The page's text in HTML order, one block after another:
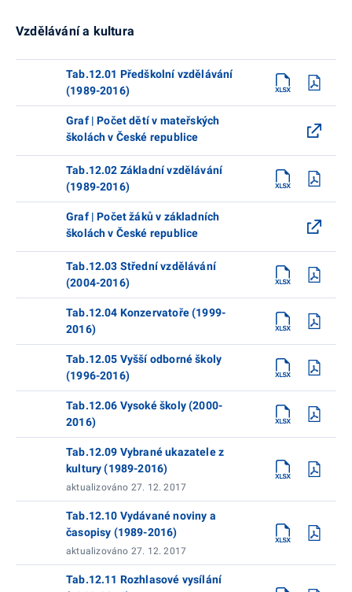
Vzdělávání a kultura
Tab.12.01 Předškolní vzdělávání
(1989-2016)
Graf | Počet dětí v mateřských
školách v České republice
Tab.12.02 Základní vzdělávání
(1989-2016)
Graf | Počet žáků v základních
školách v České republice
Tab.12.03 Střední vzdělávání
(2004-2016)
Tab.12.04 Konzervatoře (1999-
2016)
Tab.12.05 Vyšší odborné školy
(1996-2016)
Tab.12.06 Vysoké školy (2000-
2016)
Tab.12.09 Vybrané ukazatele z
kultury (1989-2016)
aktualizováno 27. 12. 2017
Tab.12.10 Vydávané noviny a
časopisy (1989-2016)
aktualizováno 27. 12. 2017
Tab.12.11 Rozhlasové vysílání